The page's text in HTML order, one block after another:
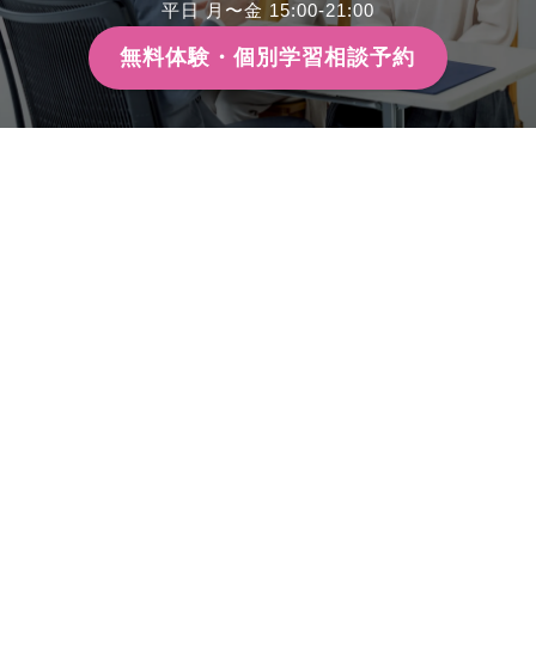
平日 月〜金 15:00-21:00
無料体験・個別学習相談予約